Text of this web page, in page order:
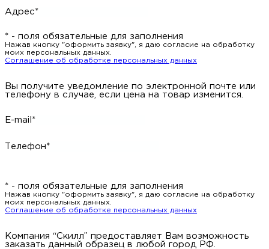
Адрес*
* - поля обязательные для заполнения
Нажав кнопку "оформить заявку", я даю согласие на обработку
моих персональных данных.
Соглашение об обработке персональных данных
Вы получите уведомление по электронной почте или
телефону в случае, если цена на товар изменится.
E-mail*
Телефон*
* - поля обязательные для заполнения
Нажав кнопку "оформить заявку", я даю согласие на обработку
моих персональных данных.
Соглашение об обработке персональных данных
Компания “Скилл” предоставляет Вам возможность
заказать данный образец в любой город РФ.